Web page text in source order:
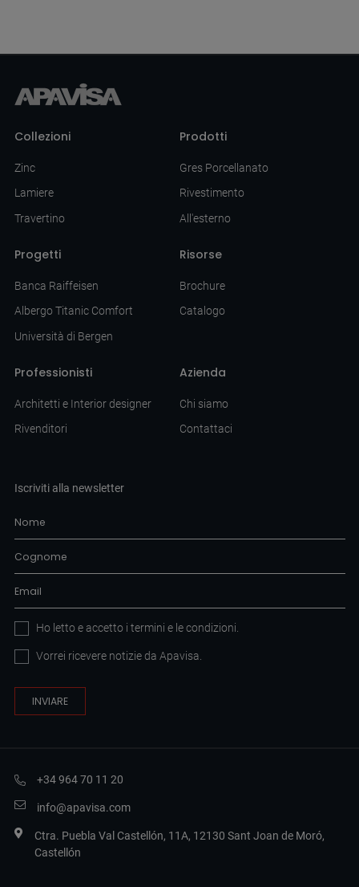
Collezioni
Zinc
Lamiere
Travertino
Prodotti
Gres Porcellanato
Rivestimento
All'esterno
Progetti
Banca Raiffeisen
Albergo Titanic Comfort
Università di Bergen
Risorse
Brochure
Catalogo
Professionisti
Architetti e Interior designer
Rivenditori
Azienda
Chi siamo
Contattaci
Iscriviti alla newsletter
Ho letto e accetto i termini e le condizioni.
Vorrei ricevere notizie da Apavisa.
+34 964 70 11 20
info@apavisa.com
Ctra. Puebla Val Castellón, 11A, 12130 Sant Joan de Moró,
Castellón